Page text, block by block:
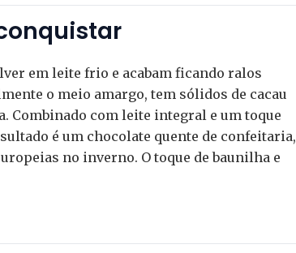
em leite frio e acabam ficando ralos
o meio amargo, tem sólidos de cacau
Combinado com leite integral e um toque
é um chocolate quente de confeitaria,
no inverno. O toque de baunilha e